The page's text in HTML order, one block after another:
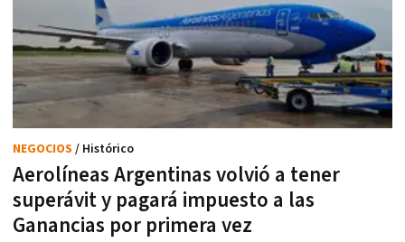
Aerolíneas Argentinas volvió a tener
superávit y pagará impuesto a las
Ganancias por primera vez
NEGOCIOS / Histórico